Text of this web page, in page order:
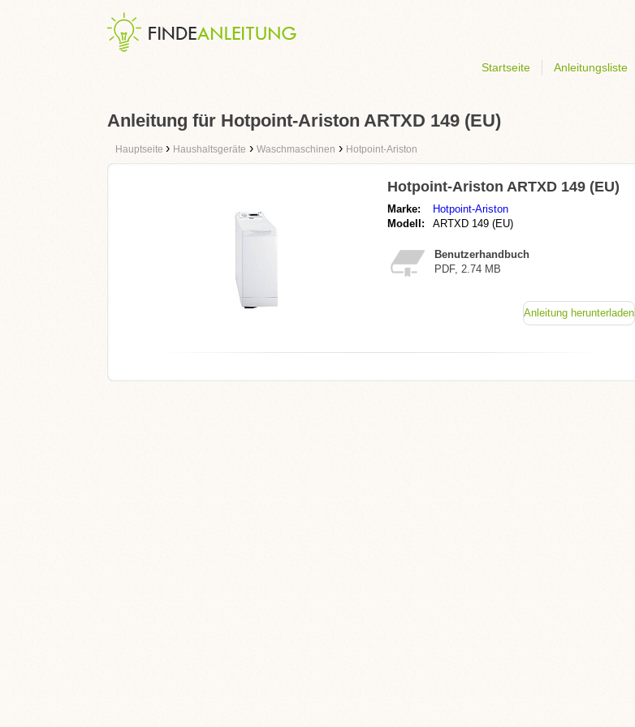
Startseite Anleitungsliste
Anleitung für Hotpoint-Ariston ARTXD 149 (EU)
Hauptseite › Haushaltsgeräte › Waschmaschinen › Hotpoint-Ariston
Hotpoint-Ariston ARTXD 149 (EU)
Marke:
Hotpoint-Ariston
Modell:
ARTXD 149 (EU)
Benutzerhandbuch
PDF, 2.74 MB
Anleitung herunterladen